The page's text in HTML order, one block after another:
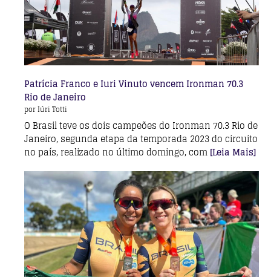
Patrícia Franco e Iuri Vinuto vencem Ironman 70.3
Rio de Janeiro
por Iúri Totti
O Brasil teve os dois campeões do Ironman 70.3 Rio de
Janeiro, segunda etapa da temporada 2023 do circuito
no país, realizado no último domingo, com [Leia Mais]